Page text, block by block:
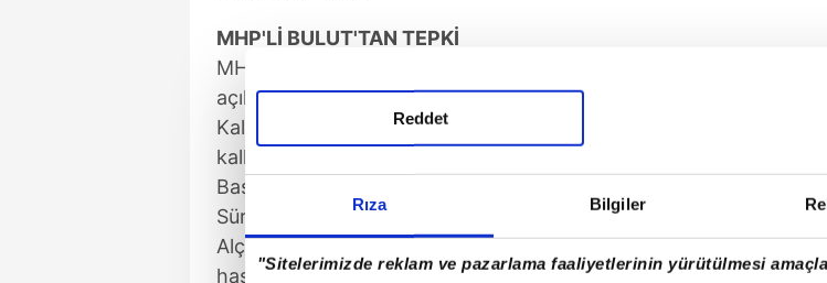
Rıza Bilgiler
"Sitelerimizde reklam ve pazarlama faaliyetlerinin yürütülmesi
Reddet
MHP'Lİ BULUT'TAN TEPKİ
MHP Tokat Milletvekili Yücel Bulut ise sosyal medya hesabından
açıklamada, "Mustafa Kemal Atatürk ve Türk bayrağıyla birlikte Zile
Kalesi'nde asılı bulunan portresinin iplerini keserek ayaklar altına
kalkan Zile Belediyesi itfaiye personelleri hakkında MHP Zile İlçe
Başkanımız Ahmet Ziraatçı tarafından suç duyurusunda
Süreç İl Başkanımız Mustafa İpek Bey tarafından da takip
Alçakça saldırı sonrasında Sayın Valimiz Numan Hatipoğlu Bey
hassasiyeti derhal göstermiş ve ilgililer hakkında yasal işlem